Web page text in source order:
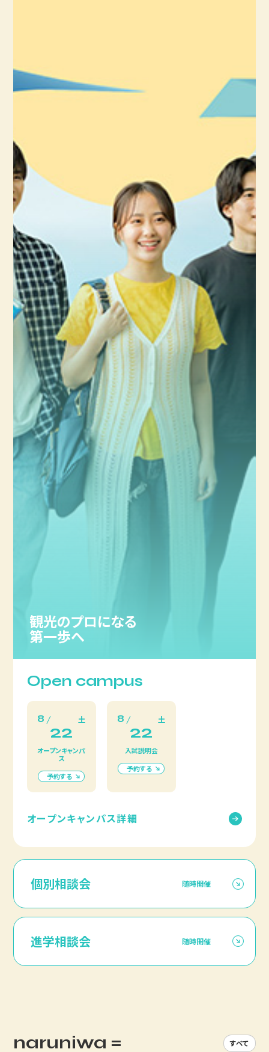
観光のプロになる
第一歩へ
Open campus
8 土
22
オープンキャンパ
ス
予約する
8 土
22
入試説明会
予約する
オープンキャンパス詳細
個別相談会 随時開催
進学相談会 随時開催
naruniwa =
すべて